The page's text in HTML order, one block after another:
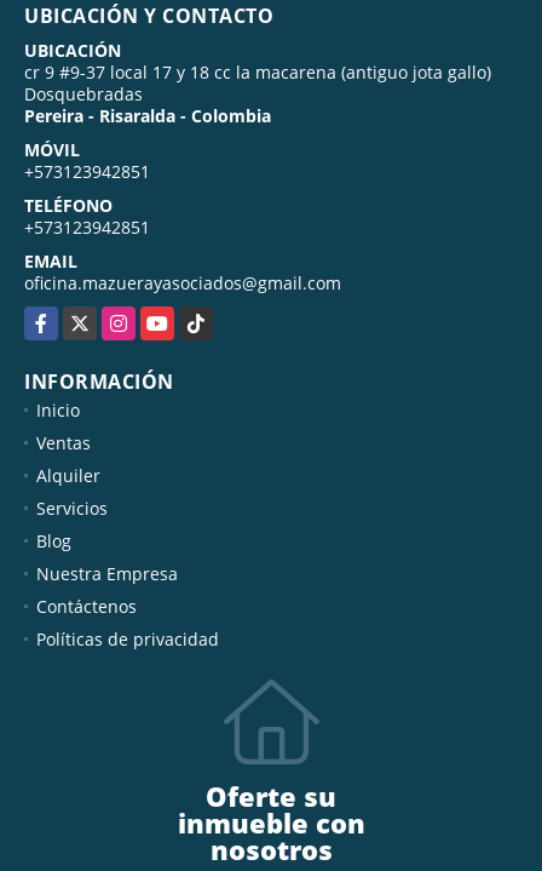
UBICACIÓN Y CONTACTO
UBICACIÓN
cr 9 #9-37 local 17 y 18 cc la macarena (antiguo jota gallo)
Dosquebradas
Pereira - Risaralda - Colombia
MÓVIL
+573123942851
TELÉFONO
+573123942851
EMAIL
oficina.mazuerayasociados@gmail.com
Facebook
X InstagramYouTubeTikTok
INFORMACIÓN
Inicio
Ventas
Alquiler
Servicios
Blog
Nuestra Empresa
Contáctenos
Políticas de privacidad
Oferte su
inmueble con
nosotros